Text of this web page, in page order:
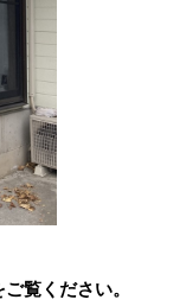
覧ください。